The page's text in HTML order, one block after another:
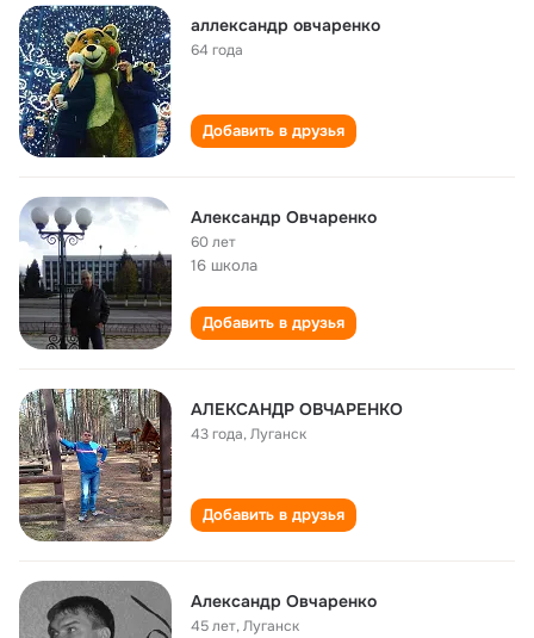
аллександр овчаренко
64 года
Добавить в друзья
Александр Овчаренко
60 лет
16 школа
Добавить в друзья
АЛЕКСАНДР ОВЧАРЕНКО
43 года,Луганск
Добавить в друзья
Александр Овчаренко
45 лет,Луганск